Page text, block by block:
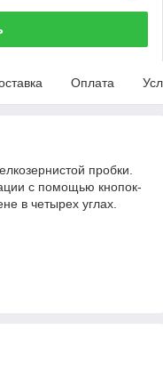
Оплата
пробки.
с помощью кнопок-
в четырех углах.